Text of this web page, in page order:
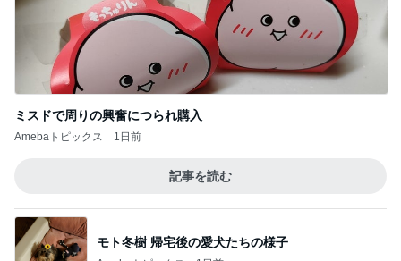
ミスドで周りの興奮につられ購入
Amebaトピックス 1日前
記事を読む
モト冬樹 帰宅後の愛犬たちの様子